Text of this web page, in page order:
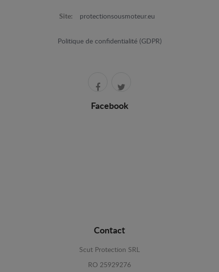
Site: protectionsousmoteur.eu
Politique de confidentialité (GDPR)
Facebook
Contact
Scut Protection SRL
RO 25929276